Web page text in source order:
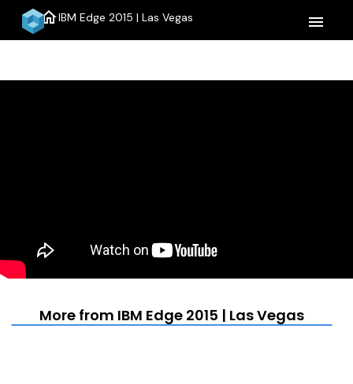
homeIBM Edge 2015 | Las Vegas menu
More from IBM Edge 2015 | Las Vegas